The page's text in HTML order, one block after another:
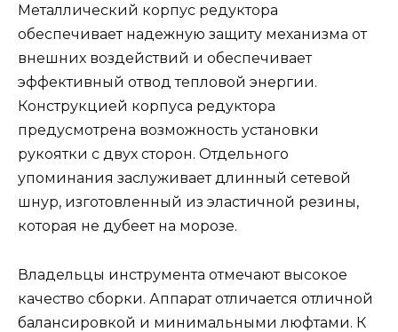
Металлический корпус редуктора
обеспечивает надежную защиту механизма от
внешних воздействий и обеспечивает
эффективный отвод тепловой энергии.
Конструкцией корпуса редуктора
предусмотрена возможность установки
рукоятки с двух сторон. Отдельного
упоминания заслуживает длинный сетевой
шнур, изготовленный из эластичной резины,
которая не дубеет на морозе.
Владельцы инструмента отмечают высокое
качество сборки. Аппарат отличается отличной
балансировкой и минимальными люфтами. К